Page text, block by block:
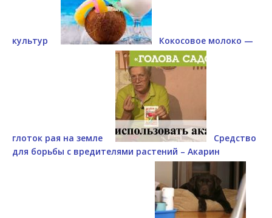
культур Кокосовое молоко —
глоток рая на земле
Средство
для борьбы с вредителями растений – Акарин